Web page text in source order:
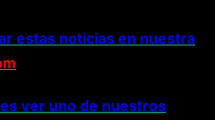
estas noticias en nuestra
ver uno de nuestros